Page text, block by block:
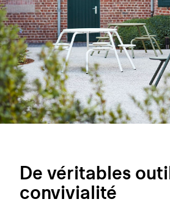
De véritables
convivialité